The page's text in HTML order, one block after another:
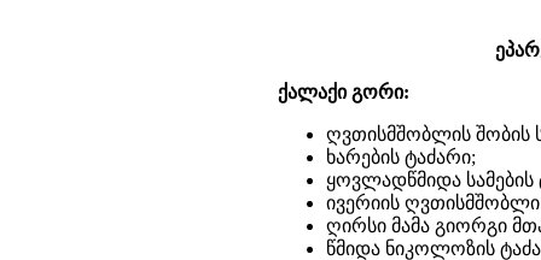
ქალაქი გორი:
ღვთისმშობლის შობის
ხარების ტაძარი;
ყოვლადწმიდა სამების
ივერიის
ღირსი მამა გიორგი
წმიდა ნიკოლოზის